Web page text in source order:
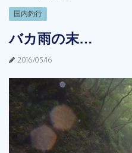
国内釣行
バカ雨の末…
2016/05/16